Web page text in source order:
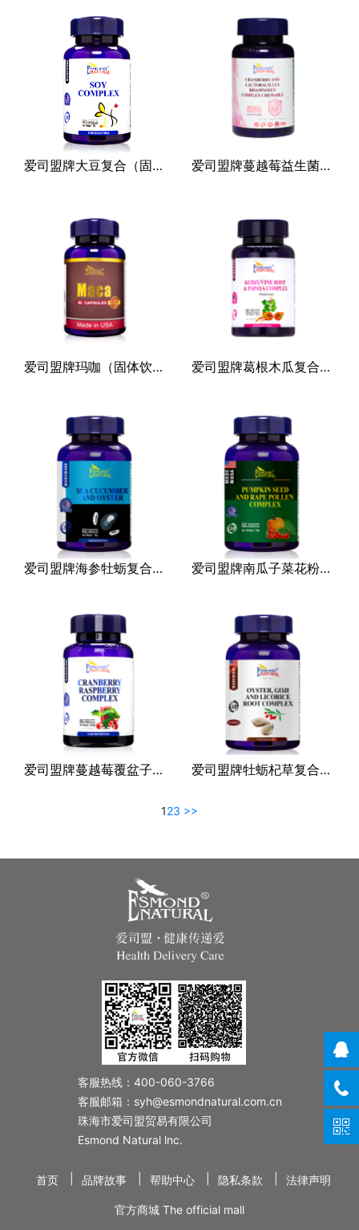
肠道健康
骨骼关节
美容养颜
矿物质
提高免疫力
养眼护眼
其他
爱司盟牌大豆复合（固体饮料） 爱司盟牌蔓越莓益生菌复合(固体饮料)
爱司盟牌玛咖（固体饮料） 爱司盟牌葛根木瓜复合片（压片糖果）
爱司盟牌海参牡蛎复合片（压片糖果） 爱司盟牌南瓜子菜花粉复合片（压片糖果）
爱司盟牌蔓越莓覆盆子（压片糖果） 爱司盟牌牡蛎杞草复合（固体饮料）
123 >>
客服热线：400-060-3766
客服邮箱：syh@esmondnatural.com.cn
珠海市爱司盟贸易有限公司
Esmond Natural lnc.
首页 品牌故事 帮助中心 隐私条款 法律声明
官方商城 The official mall